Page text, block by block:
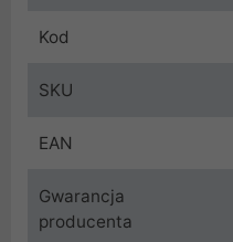
Kod
SKU
EAN
Gwarancja
producenta